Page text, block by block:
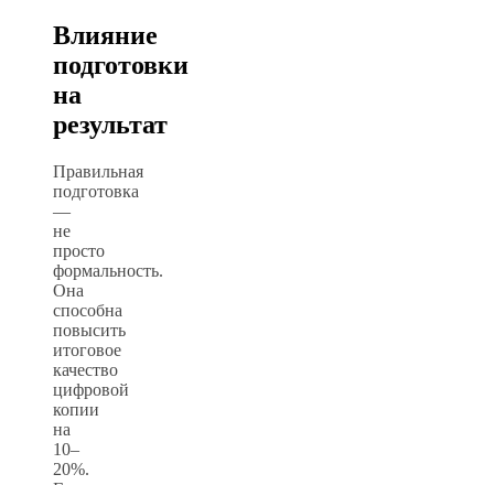
Влияние
подготовки
на
результат
Правильная
подготовка
—
не
просто
формальность.
Она
способна
повысить
итоговое
качество
цифровой
копии
на
10–
20%.